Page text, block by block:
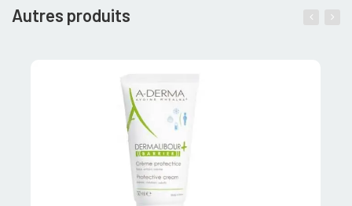
Autres produits